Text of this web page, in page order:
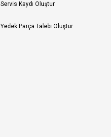
Servis Kaydı Oluştur
Yedek Parça Talebi Oluştur